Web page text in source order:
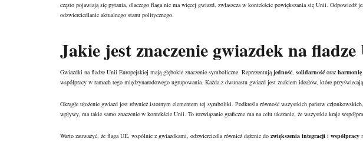
często pojawiają się pytania, dlaczego flaga nie ma więcej gwiazd, zwłaszcza w kontekście powiększania się Unii. Odpowiedź
odzwierciedlanie aktualnego stanu politycznego.
Jakie jest znaczenie gwiazdek na fladze
Gwiazdki na fladze Unii Europejskiej mają głębokie znaczenie symboliczne. Reprezentująjedność, solidarność oraz harmonię
współpracy w ramach tego międzynarodowego ugrupowania. Każda z dwunastu gwiazd jest znakiem ideałów, które
Okrągłe ułożenie gwiazd jest również istotnym elementem tej symboliki. Podkreśla równość wszystkich państw
wpływy, ma takie samo znaczenie w kontekście Unii. To rozwiązanie graficzne ma na celu ukazanie, że wszystkie kraje
Warto zauważyć, że flaga UE, wspólnie z gwiazdkami, odzwierciedla również dążenie do zwiększenia integracji i współpracy